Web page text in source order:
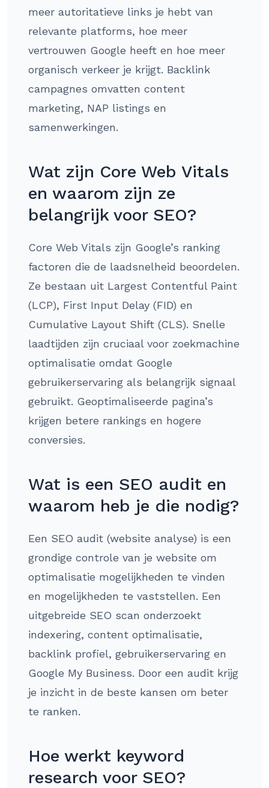
meer autoritatieve links je hebt van
relevante platforms, hoe meer
vertrouwen Google heeft en hoe meer
organisch verkeer je krijgt. Backlink
campagnes omvatten content
marketing, NAP listings en
samenwerkingen.
Wat zijn Core Web Vitals
en waarom zijn ze
belangrijk voor SEO?
Core Web Vitals zijn Google’s ranking
factoren die de laadsnelheid beoordelen.
Ze bestaan uit Largest Contentful Paint
(LCP), First Input Delay (FID) en
Cumulative Layout Shift (CLS). Snelle
laadtijden zijn cruciaal voor zoekmachine
optimalisatie omdat Google
gebruikerservaring als belangrijk signaal
gebruikt. Geoptimaliseerde pagina’s
krijgen betere rankings en hogere
conversies.
Wat is een SEO audit en
waarom heb je die nodig?
Een SEO audit (website analyse) is een
grondige controle van je website om
optimalisatie mogelijkheden te vinden
en mogelijkheden te vaststellen. Een
uitgebreide SEO scan onderzoekt
indexering, content optimalisatie,
backlink profiel, gebruikerservaring en
Google My Business. Door een audit krijg
je inzicht in de beste kansen om beter
te ranken.
Hoe werkt keyword
research voor SEO?